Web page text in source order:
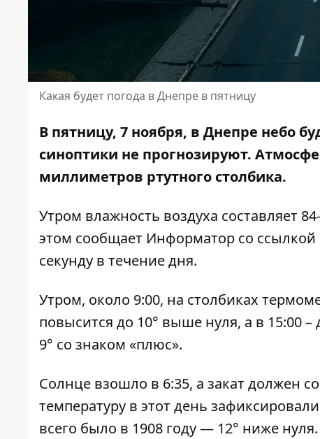
Какая будет погода в Днепре в пятницу
В пятницу, 7 ноября, в Днепре небо
синоптики не прогнозируют.
миллиметров ртутного столбика.
Утром влажность воздуха составляет
этом сообщает Информатор со ссылкой
секунду в течение дня.
Утром, около 9:00, на столбиках
повысится до 10° выше нуля, а в 15:00 –
9° со знаком «плюс».
Солнце взошло в 6:35, а закат должен
температуру в этот день
всего было в 1908 году — 12° ниже нуля.